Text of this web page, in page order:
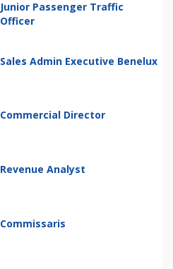
Junior Passenger Traffic
Officer
Sales Admin Executive Benelux
Commercial Director
Revenue Analyst
Commissaris